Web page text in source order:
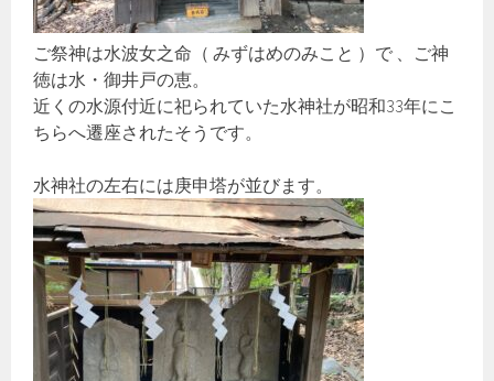
ご祭神は水波女之命（ みずはめのみこと ）で 、ご神
徳は水・御井戸の恵。
近くの水源付近に祀られていた水神社が昭和33年にこ
ちらへ遷座されたそうです。
水神社の左右には庚申塔が並びます。